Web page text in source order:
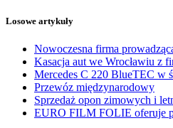
Losowe artykuły
Nowoczesna firma
Kasacja aut we Wrocławiu z
Mercedes C 220 BlueTEC w
Przewóz międzynarodowy
Sprzedaż opon zimowych i
EURO FILM FOLIE oferuje